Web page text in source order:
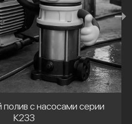
с насосами серии
К233